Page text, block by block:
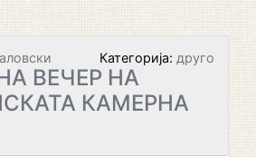
Категорија: друго
ВЕЧЕР НА
КАМЕРНА